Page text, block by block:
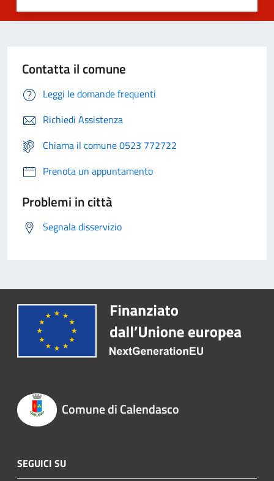
Contatta il comune
Leggi le domande frequenti
Richiedi Assistenza
Chiama il comune 0523 772722
Prenota un appuntamento
Problemi in città
Segnala disservizio
Comune di Calendasco
SEGUICI SU